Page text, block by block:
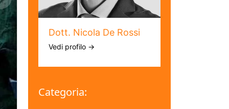
Dott. Nicola De Rossi
Vedi profilo →
Categoria: